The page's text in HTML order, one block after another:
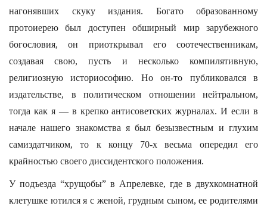
нагонявших скуку издания. Богато образованному
протоиерею был доступен обширный мир зарубежного
богословия, он приоткрывал его соотечественникам,
создавая свою, пусть и несколько компилятивную,
религиозную историософию. Но он-то публиковался в
издательстве, в политическом отношении нейтральном,
тогда как я — в крепко антисоветских журналах. И если в
начале нашего знакомства я был безызвестным и глухим
самиздатчиком, то к концу 70-х весьма опередил его
крайностью своего диссидентского положения.
У подъезда “хрущобы” в Апрелевке, где в двухкомнатной
клетушке ютился я с женой, грудным сыном, ее родителями